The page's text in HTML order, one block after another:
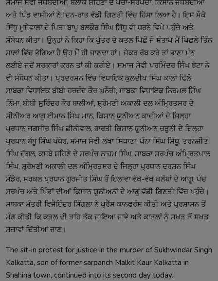
ਸਮਾਜ ਸੇਵੀ ਜਥੇਬੰਦੀਆਂ, ਬਲਾਕ ਸ਼ਹਿਣਾ ਦੇ ਪੰਚਾਂ-ਸਰਪੰਚਾਂ, ਕਿਸਾਨ ਜੱਥੇਬੰਦੀਆਂ
ਅਤੇ ਪਿੰਡ ਵਾਸੀਆਂ ਨੇ ਦਿਨ-ਰਾਤ ਵੱਡੀ ਗਿਣਤੀ ਵਿੱਚ ਹਿੱਸਾ ਲਿਆ ਹੈ। ਇਸ ਮੌਕੇ
ਸਿੱਧੂ ਮੂਸੇਵਾਲਾ ਦੇ ਪਿਤਾ ਬਾਪੂ ਬਲਕੌਰ ਸਿੰਘ ਸਿੱਧੂ ਵੀ ਧਰਨੇ ਵਿਖੇ ਪਹੁੰਚੇ ਅਤੇ
ਸੰਬੋਧਨ ਕੀਤਾ। ਉਨ੍ਹਾਂ ਨੇ ਕਿਹਾ ਕਿ ਪੁੱਤਰ ਦੇ ਕਤਲ ਪਿੱਛੋਂ ਜੋ ਸੰਤਾਪ ਮੈਂ ਪਿਛਲੇ ਤਿੰਨ
ਸਾਲਾਂ ਵਿੱਚ ਭੋਗਿਆ ਹੈ ਉਹ ਮੈਂ ਹੀ ਜਾਣਦਾ ਹਾਂ। ਜੇਕਰ ਰੱਬ ਕਰੇ ਤਾਂ ਭਾਣਾ ਮੰਨ
ਲਈਏ ਜਦੋਂ ਸਰਕਾਰਾਂ ਕਰਨ ਤਾਂ ਕੀ ਕਰੀਏ। ਸਮਾਜ ਸੇਵੀ ਪਰਮਿੰਦਰ ਸਿੰਘ ਝੋਟਾ ਨੇ
ਵੀ ਸੰਬੋਧਨ ਕੀਤਾ। ਪ੍ਰਦਰਸ਼ਨ ਵਿੱਚ ਵਿਧਾਇਕ ਕੁਲਦੀਪ ਸਿੰਘ ਕਾਲਾ ਢਿੱਲੋ,
ਸਾਬਕਾ ਵਿਧਾਇਕ ਬੀਬੀ ਹਰਚੰਦ ਕੌਰ ਘਨੌਰੀ, ਸਾਬਕਾ ਵਿਧਾਇਕ ਨਿਰਮਲ ਸਿੰਘ
ਨਿੰਮਾ, ਬੀਬੀ ਸੁਰਿੰਦਰ ਕੌਰ ਬਾਲੀਆਂ, ਸ਼੍ਰੋਮਣੀ ਅਕਾਲੀ ਦਲ ਅੰਮ੍ਰਿਤਸਰ ਦੇ
ਸੀਨੀਅਰ ਆਗੂ ਈਮਾਨ ਸਿੰਘ ਮਾਨ, ਕਿਸਾਨ ਯੂਨੀਅਨ ਕਾਦੀਆਂ ਦੇ ਜ਼ਿਲ੍ਹਾ
ਪ੍ਰਧਾਨ ਜਗਸੀਰ ਸਿੰਘ ਛੀਨੀਵਾਲ, ਭਾਰਤੀ ਕਿਸਾਨ ਯੂਨੀਅਨ ਚੜੂਨੀ ਦੇ ਜ਼ਿਲ੍ਹਾ
ਪ੍ਰਧਾਨ ਬੱਬੂ ਸਿੰਘ ਪੰਧੇਰ, ਸਮਾਜ ਸੇਵੀ ਲੱਖਾ ਸਿਧਾਣਾ, ਪੰਨਾ ਸਿੰਘ ਸਿੱਧੂ, ਤਰਨਜੀਤ
ਸਿੰਘ ਦੁੱਗਲ, ਕਸਬੇ ਸ਼ਹਿਣੇ ਦੇ ਸਰਪੰਚ ਨਾਜ਼ਮ ਸਿੰਘ, ਸਾਬਕਾ ਸਰਪੰਚ ਅੰਮ੍ਰਿਤਪਾਲ
ਸਿੰਘ, ਸ਼੍ਰੋਮਣੀ ਅਕਾਲੀ ਦਲ ਅੰਮ੍ਰਿਤਸਰ ਦੇ ਜਿਲ੍ਹਾ ਪ੍ਰਧਾਨ ਦਰਸ਼ਨ ਸਿੰਘ
ਮੰਡੇਰ, ਸਰਕਲ ਪ੍ਰਧਾਨ ਗੁਰਜੀਤ ਸਿੰਘ ਤੋਂ ਇਲਾਵਾ ਵੱਖ-ਵੱਖ ਕਲੱਬਾਂ ਦੇ ਆਗੂ, ਪੰਚ
ਸਰਪੰਚ ਅਤੇ ਪਿੰਡਾਂ ਦੀਆਂ ਕਿਸਾਨ ਯੂਨੀਅਨਾਂ ਦੇ ਆਗੂ ਵੱਡੀ ਗਿਣਤੀ ਵਿੱਚ ਪਹੁੰਚੇ।
ਸਾਬਕਾ ਮੰਤਰੀ ਵਿਜੈਇੰਦਰ ਸਿੰਗਲਾ ਨੇ ਪ੍ਰੈੱਸ ਕਾਨਫਰੰਸ ਕੀਤੀ ਅਤੇ ਪ੍ਰਸ਼ਾਸਨ ਤੋਂ
ਮੰਗ ਕੀਤੀ ਕਿ ਕਤਲ ਦੀ ਤਹਿ ਤੱਕ ਜਾਇਆ ਜਾਵੇ ਅਤੇ ਕਾਤਲਾਂ ਨੂੰ ਸਖ਼ਤ ਤੋਂ ਸਖ਼ਤ
The sit-in protest for justice in the murder of Sukhwindar Singh
Kalkatta, son of former sarpanch Malkit Kaur Kalkatta in
Shahina town, continued into its second day today.